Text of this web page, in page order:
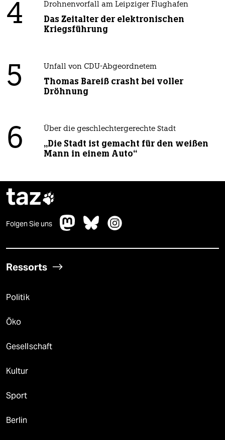
4 Drohnenvorfall am Leipziger Flughafen
Das Zeitalter der elektronischen
Kriegsführung
5 Unfall von CDU-Abgeordnetem
Thomas Bareiß crasht bei voller
Dröhnung
6 Über die geschlechtergerechte Stadt
„Die Stadt ist gemacht für den weißen
Mann in einem Auto“
taz
Folgen Sie uns
Ressorts
Politik
Öko
Gesellschaft
Kultur
Sport
Berlin